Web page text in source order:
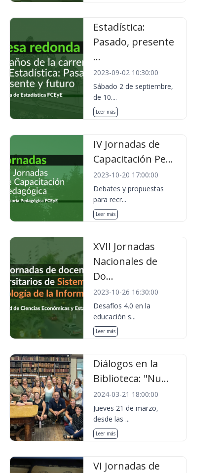
Estadística:
Pasado, presente
...
2023-09-02 10:30:00
Sábado 2 de septiembre,
de 10....
Leer más
IV Jornadas de
Capacitación Pe...
2023-10-20 17:00:00
Debates y propuestas
para recr...
Leer más
XVII Jornadas
Nacionales de
Do...
2023-10-26 16:30:00
Desafíos 4.0 en la
educación s...
Leer más
Diálogos en la
Biblioteca: "Nu...
2024-03-21 18:00:00
Jueves 21 de marzo,
desde las ...
Leer más
VI Jornadas de